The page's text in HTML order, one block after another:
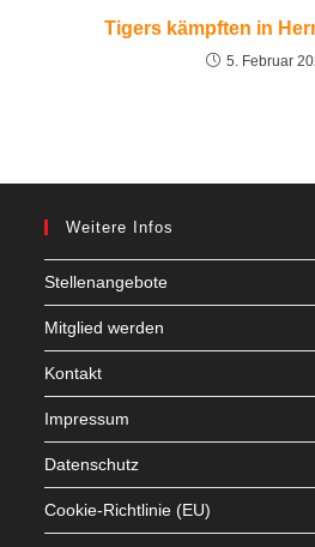
Tigers kämpften in
5. Februar
Weitere Infos
Stellenangebote
Mitglied werden
Kontakt
Impressum
Datenschutz
Cookie-Richtlinie (EU)